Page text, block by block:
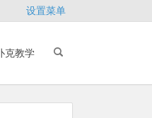
设置菜单
克教学